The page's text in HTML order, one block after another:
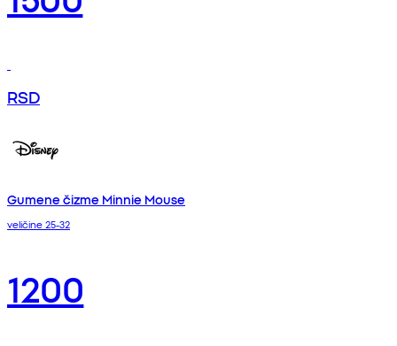
RSD
Gumene čizme Minnie Mouse
veličine 25-32
1200